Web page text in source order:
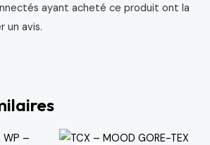
ayant acheté ce produit ont la
un avis.
Le
Le